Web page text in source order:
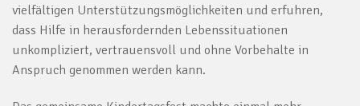
vielfältigen Unterstützungsmöglichkeiten und erfuhren,
dass Hilfe in herausfordernden Lebenssituationen
unkompliziert, vertrauensvoll und ohne Vorbehalte in
Anspruch genommen werden kann.